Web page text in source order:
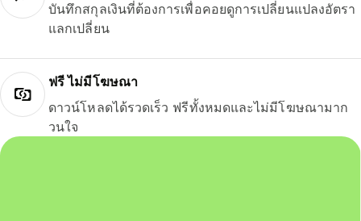
บันทึกสกุลเงินที่ต้องการเพื่อคอยดูการเปลี่ยนแปลงอัตรา
แลกเปลี่ยน
ฟรี ไม่มีโฆษณา
ดาวน์โหลดได้รวดเร็ว ฟรีทั้งหมดและไม่มีโฆษณามาก
วนใจ